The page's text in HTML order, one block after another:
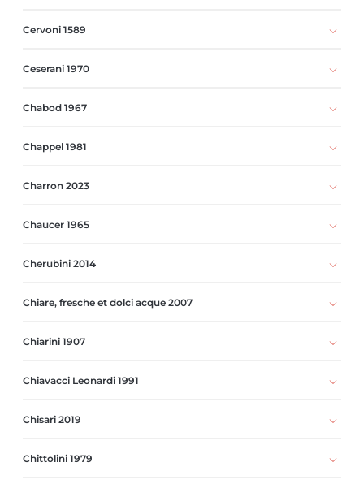
Cervoni 1589
Ceserani 1970
Chabod 1967
Chappel 1981
Charron 2023
Chaucer 1965
Cherubini 2014
Chiare, fresche et dolci acque 2007
Chiarini 1907
Chiavacci Leonardi 1991
Chisari 2019
Chittolini 1979